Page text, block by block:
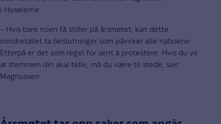
i Huseierne.
– Hvis bare noen få stiller på årsmøtet, kan dette
mindretallet ta beslutninger som påvirker alle naboene.
Etterpå er det som regel for sent å protestere. Hvis du vil
at stemmen din skal telle, må du være til stede, sier
Magnussen.